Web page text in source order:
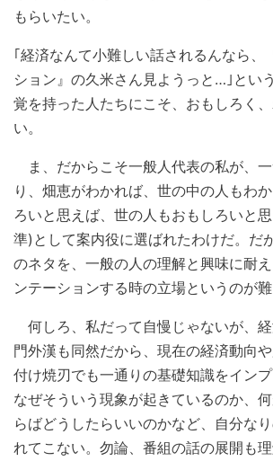
もらいたい。
｢経済なんて小難しい話されるんなら、
ション』の久米さん見ようっと…｣とい
覚を持った人たちにこそ、おもしろく
い。
ま、だからこそ一般人代表の私が、
り、畑恵がわかれば、世の中の人もわ
ろいと思えば、世の人もおもしろいと
準)として案内役に選ばれたわけだ。だ
のネタを、一般の人の理解と興味に耐
ンテーションする時の立場というのが難
何しろ、私だって自慢じゃないが、
門外漢も同然だから、現在の経済動向や
付け焼刃でも一通りの基礎知識をインプ
なぜそういう現象が起きているのか、
らばどうしたらいいのかなど、自分な
れてこない。勿論、番組の話の展開も理